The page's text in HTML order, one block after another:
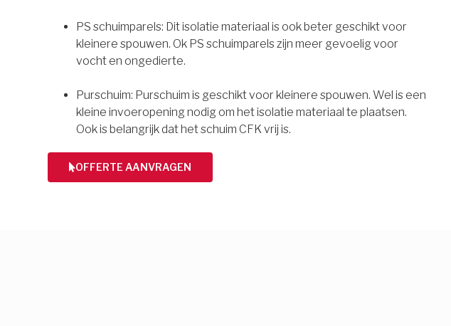
PS schuimparels: Dit isolatie materiaal is ook beter geschikt voor
kleinere spouwen. Ok PS schuimparels zijn meer gevoelig voor
vocht en ongedierte.
Purschuim: Purschuim is geschikt voor kleinere spouwen. Wel is een
kleine invoeropening nodig om het isolatie materiaal te plaatsen.
Ook is belangrijk dat het schuim CFK vrij is.
OFFERTE AANVRAGEN